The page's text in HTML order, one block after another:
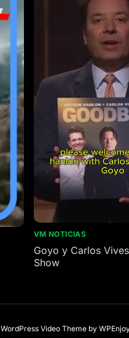
VM NOTICIAS
Goyo y Carlos
Show
WordPress Video Themeby